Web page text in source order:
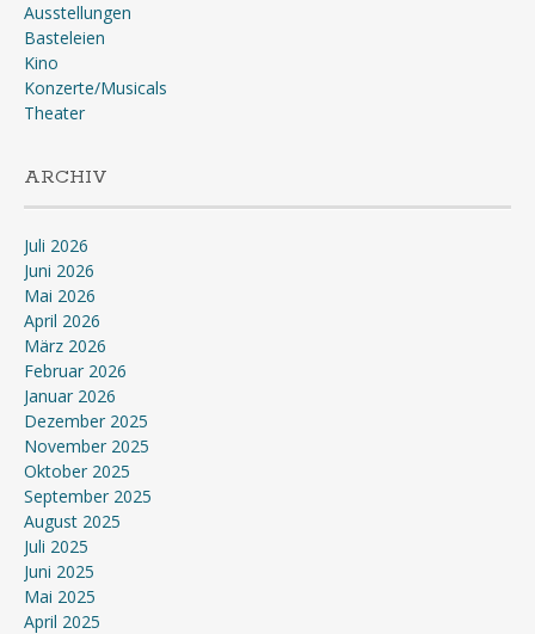
Ausstellungen
Basteleien
Kino
Konzerte/Musicals
Theater
ARCHIV
Juli 2026
Juni 2026
Mai 2026
April 2026
März 2026
Februar 2026
Januar 2026
Dezember 2025
November 2025
Oktober 2025
September 2025
August 2025
Juli 2025
Juni 2025
Mai 2025
April 2025